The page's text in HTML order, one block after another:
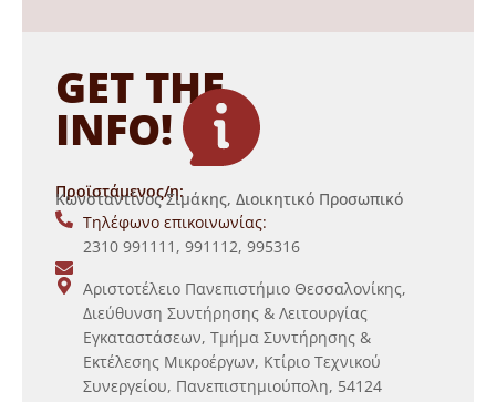
GET THE
INFO!
Προϊστάμενος/η:
Κωνσταντίνος Σιμάκης, Διοικητικό Προσωπικό
Τηλέφωνο επικοινωνίας:
2310 991111, 991112, 995316
Αριστοτέλειο Πανεπιστήμιο Θεσσαλονίκης,
Διεύθυνση Συντήρησης & Λειτουργίας
Εγκαταστάσεων, Τμήμα Συντήρησης &
Εκτέλεσης Μικροέργων, Κτίριο Τεχνικού
Συνεργείου, Πανεπιστημιούπολη, 54124